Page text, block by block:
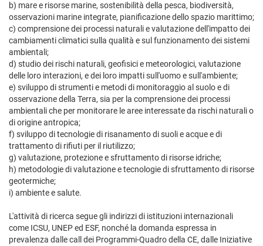
b) mare e risorse marine, sostenibilità della pesca, biodiversità,
osservazioni marine integrate, pianificazione dello spazio marittimo;
c) comprensione dei processi naturali e valutazione dell'impatto dei
cambiamenti climatici sulla qualità e sul funzionamento dei sistemi
ambientali;
d) studio dei rischi naturali, geofisici e meteorologici, valutazione
delle loro interazioni, e dei loro impatti sull'uomo e sull'ambiente;
e) sviluppo di strumenti e metodi di monitoraggio al suolo e di
osservazione della Terra, sia per la comprensione dei processi
ambientali che per monitorare le aree interessate da rischi naturali o
di origine antropica;
f) sviluppo di tecnologie di risanamento di suoli e acque e di
trattamento di rifiuti per il riutilizzo;
g) valutazione, protezione e sfruttamento di risorse idriche;
h) metodologie di valutazione e tecnologie di sfruttamento di risorse
geotermiche;
i) ambiente e salute.
L'attività di ricerca segue gli indirizzi di istituzioni internazionali
come ICSU, UNEP ed ESF, nonché la domanda espressa in
prevalenza dalle call dei Programmi-Quadro della CE, dalle Iniziative